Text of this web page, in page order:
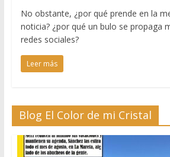
No obstante, ¿por qué prende en la
noticia? ¿por qué un bulo se propaga
redes sociales?
Leer más
Blog El Color de mi Cristal